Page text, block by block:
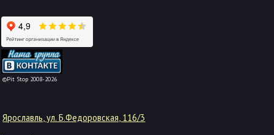
©Pit Stop 2008-2026
-->
Ярославль, ул. Б.Федоровская, 116/3